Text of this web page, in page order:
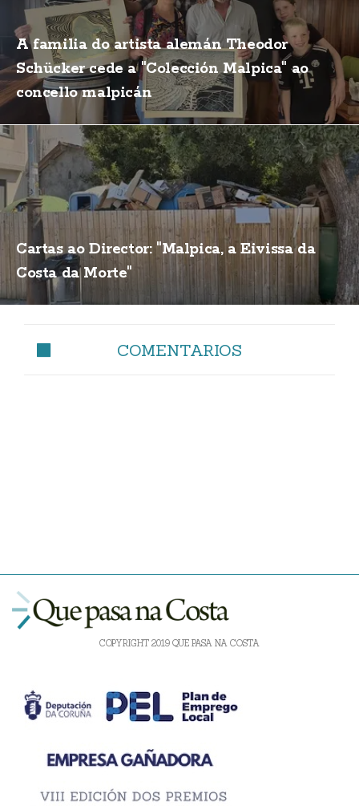
A familia do artista alemán Theodor
Schücker cede a "Colección Malpica" ao
concello malpicán
Cartas ao Director: "Malpica, a Eivissa da
Costa da Morte"
COMENTARIOS
COPYRIGHT 2019 QUE PASA NA COSTA